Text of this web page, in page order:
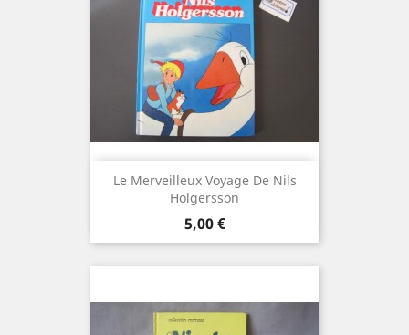
Le Merveilleux Voyage De Nils
Holgersson
Prix
5,00 €